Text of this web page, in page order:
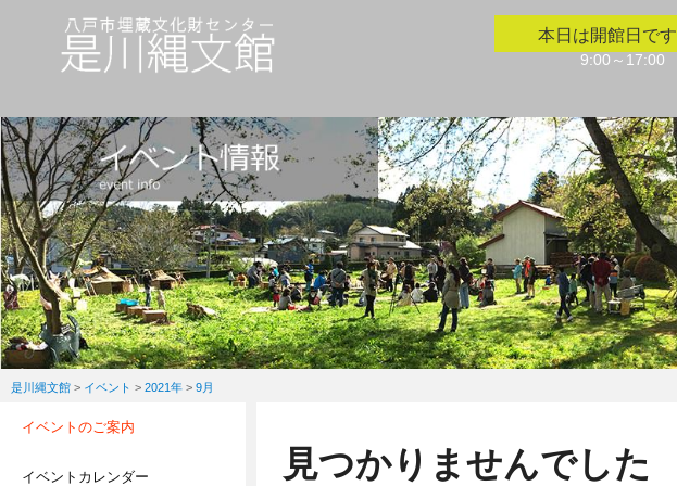
本日は開館日です
9:00～17:00
是川縄文館 > イベント > 2021年 > 9月
イベントのご案内
イベントカレンダー 見つかりませんでした